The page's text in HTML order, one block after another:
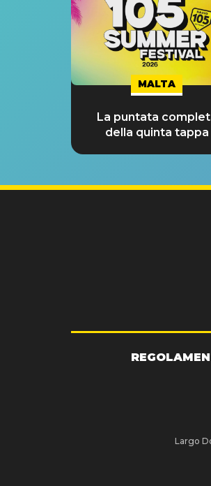
MALTA
La puntata
della quinta tappa
Largo